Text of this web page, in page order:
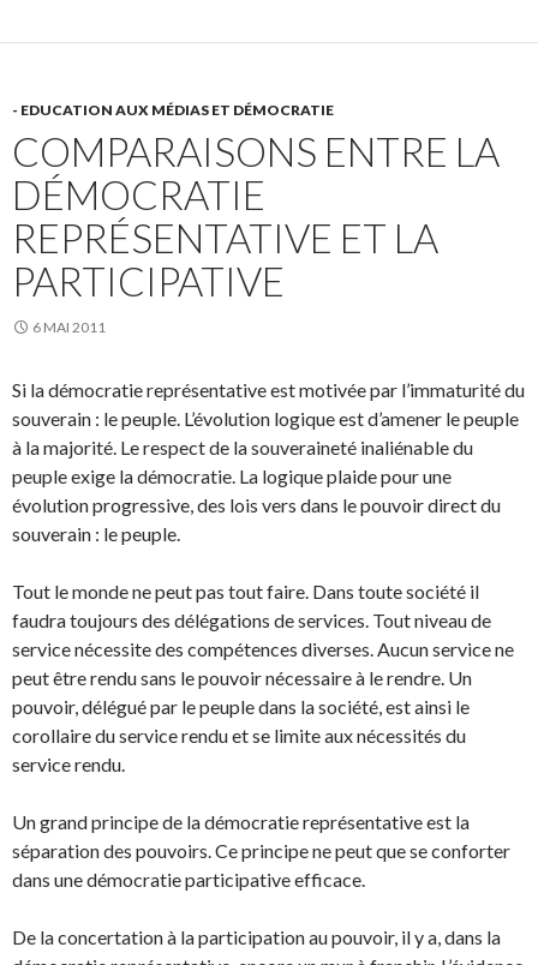
- EDUCATION AUX MÉDIAS ET DÉMOCRATIE
COMPARAISONS ENTRE LA
DÉMOCRATIE
REPRÉSENTATIVE ET LA
PARTICIPATIVE
6 MAI 2011
Si la démocratie représentative est motivée par l’immaturité du
souverain : le peuple. L’évolution logique est d’amener le peuple
à la majorité. Le respect de la souveraineté inaliénable du
peuple exige la démocratie. La logique plaide pour une
évolution progressive, des lois vers dans le pouvoir direct du
souverain : le peuple.
Tout le monde ne peut pas tout faire. Dans toute société il
faudra toujours des délégations de services. Tout niveau de
service nécessite des compétences diverses. Aucun service ne
peut être rendu sans le pouvoir nécessaire à le rendre. Un
pouvoir, délégué par le peuple dans la société, est ainsi le
corollaire du service rendu et se limite aux nécessités du
service rendu.
Un grand principe de la démocratie représentative est la
séparation des pouvoirs. Ce principe ne peut que se conforter
dans une démocratie participative efficace.
De la concertation à la participation au pouvoir, il y a, dans la